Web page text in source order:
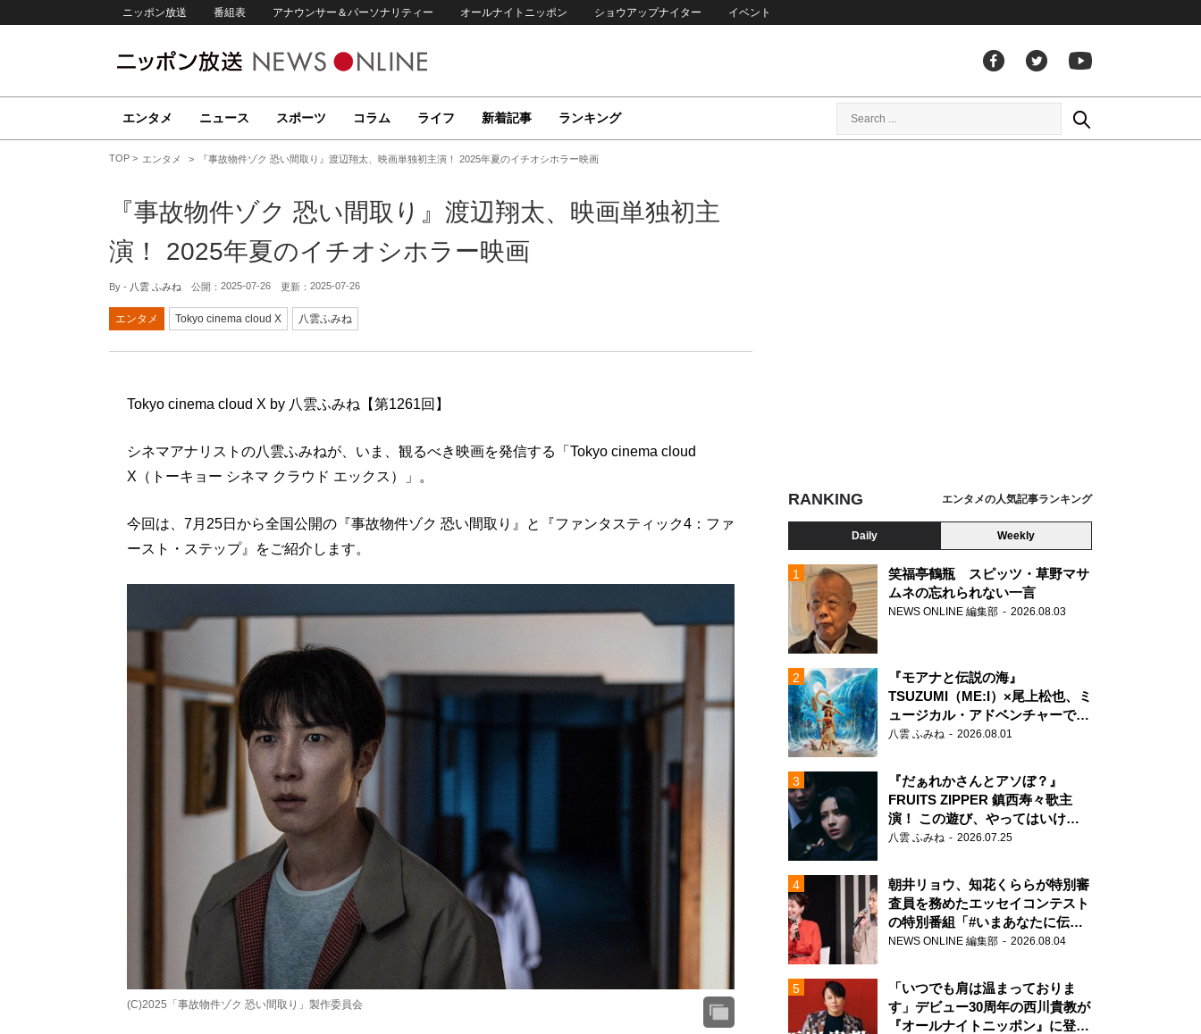
ニッポン放送 番組表 アナウンサー＆パーソナリティー オールナイトニッポン ショウアップナイター イベント
エンタメ ニュース スポーツ コラム ライフ 新着記事 ランキング
TOP エンタメ 『事故物件ゾク 恐い間取り』渡辺翔太、映画単独初主演！ 2025年夏のイチオシホラー映画
『事故物件ゾク 恐い間取り』渡辺翔太、映画単独初主
演！ 2025年夏のイチオシホラー映画
By - 八雲 ふみね 公開： 2025-07-26 更新： 2025-07-26
エンタメ Tokyo cinema cloud X 八雲ふみね
Tokyo cinema cloud X by 八雲ふみね【第1261回】
シネマアナリストの八雲ふみねが、いま、観るべき映画を発信する「Tokyo cinema cloud
X（トーキョー シネマ クラウド エックス）」。
今回は、7月25日から全国公開の『事故物件ゾク 恐い間取り』と『ファンタスティック4：ファ
ースト・ステップ』をご紹介します。
(C)2025「事故物件ゾク 恐い間取り」製作委員会
RANKING エンタメの人気記事ランキング
Daily Weekly
笑福亭鶴瓶 スピッツ・草野マサ
ムネの忘れられない一言
NEWS ONLINE 編集部 2026.08.03
『モアナと伝説の海』
TSUZUMI（ME:I）×尾上松也、ミ
ュージカル・アドベンチャーで美
声を響かせる
八雲 ふみね 2026.08.01
『だぁれかさんとアソぼ？』
FRUITS ZIPPER 鎮西寿々歌主
演！ この遊び、やってはいけま
せん。
八雲 ふみね 2026.07.25
朝井リョウ、知花くららが特別審
査員を務めたエッセイコンテスト
の特別番組「#いまあなたに伝え
たいこと」
NEWS ONLINE 編集部 2026.08.04
「いつでも肩は温まっておりま
す」デビュー30周年の西川貴教が
『オールナイトニッポン』に登